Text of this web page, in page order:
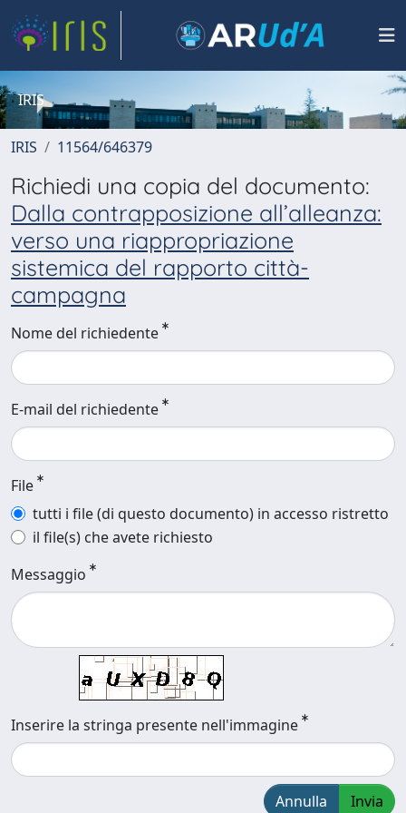
IRIS
IRIS 11564/646379
Richiedi una copia del documento:
Dalla contrapposizione all’alleanza:
verso una riappropriazione
sistemica del rapporto città-
campagna
Nome del richiedente
E-mail del richiedente
File
tutti i file (di questo documento) in accesso ristretto
il file(s) che avete richiesto
Messaggio
Inserire la stringa presente nell'immagine
Annulla Invia